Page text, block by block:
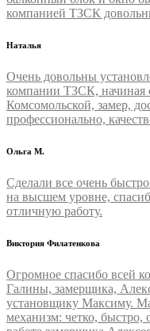
компанией ТЗСК
Наталья
Очень довольны
компании ТЗСК, начиная
Комсомольской, замер,
профессионально,
Ольга М.
Сделали все очень
на высшем уровне,
отличную работу.
Виктория Филатенкова
Огромное спасибо всей
Галины, замерщика,
установщику Максиму.
механизм: четко, быстро,